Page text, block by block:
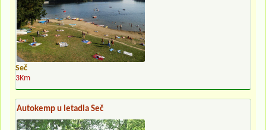
Seč
3Km
Autokemp u letadla Seč